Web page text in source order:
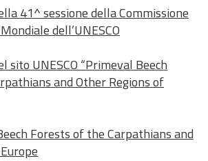
41^ sessione della Commissione
dell’UNESCO
sito UNESCO “Primeval Beech
and Other Regions of
Forests of the Carpathians and